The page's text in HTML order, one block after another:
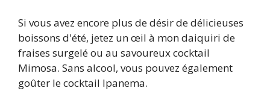
Si vous avez encore plus de désir de délicieuses
boissons d'été, jetez un œil à mon daiquiri de
fraises surgelé ou au savoureux cocktail
Mimosa. Sans alcool, vous pouvez également
goûter le cocktail Ipanema.